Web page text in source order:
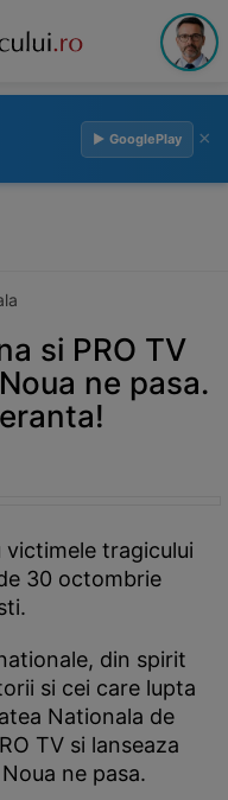
▶ GooglePlay ×
si PRO TV
ne pasa.
tragicului
30 octombrie
din spirit
si cei care lupta
Nationala de
TV si lanseaza
ne pasa.